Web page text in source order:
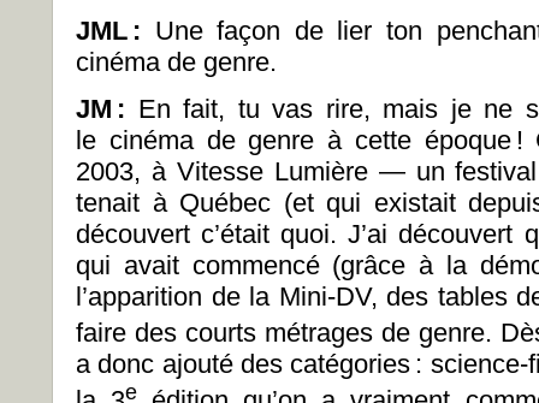
JML : Une façon de lier ton
cinéma de genre.
JM : En fait, tu vas rire, mais je ne
le cinéma de genre à cette époque !
2003, à Vitesse Lumière — un
tenait à Québec (et qui existait
découvert c’était quoi. J’ai découvert
qui avait commencé (grâce à la
l’apparition de la Mini-DV, des tables
faire des courts métrages de genre.
a donc ajouté des catégories : science-
e